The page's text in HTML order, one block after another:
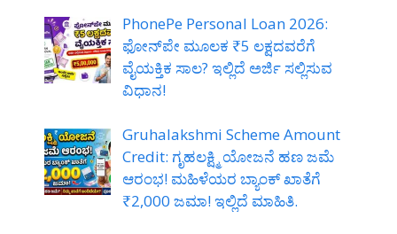
PhonePe Personal Loan 2026:
ಫೋನ್‌ಪೇ ಮೂಲಕ ₹5 ಲಕ್ಷದವರೆಗೆ
ವೈಯಕ್ತಿಕ ಸಾಲ? ಇಲ್ಲಿದೆ ಅರ್ಜಿ ಸಲ್ಲಿಸುವ
ವಿಧಾನ!
Gruhalakshmi Scheme Amount
Credit: ಗೃಹಲಕ್ಷ್ಮಿ ಯೋಜನೆ ಹಣ ಜಮೆ
ಆರಂಭ! ಮಹಿಳೆಯರ ಬ್ಯಾಂಕ್ ಖಾತೆಗೆ
₹2,000 ಜಮಾ! ಇಲ್ಲಿದೆ ಮಾಹಿತಿ.